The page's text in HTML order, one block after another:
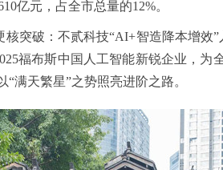
亿元，占全市总量的12%。
突破：不贰科技“AI+智造降本增效
福布斯中国人工智能新锐企业，为
满天繁星”之势照亮进阶之路。